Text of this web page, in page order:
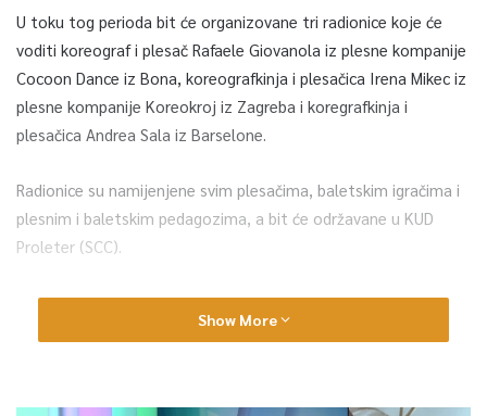
U toku tog perioda bit će organizovane tri radionice koje će
voditi koreograf i plesač Rafaele Giovanola iz plesne kompanije
Cocoon Dance iz Bona, koreografkinja i plesačica Irena Mikec iz
plesne kompanije Koreokroj iz Zagreba i koregrafkinja i
plesačica Andrea Sala iz Barselone.
Radionice su namijenjene svim plesačima, baletskim igračima i
plesnim i baletskim pedagozima, a bit će održavane u KUD
Proleter (SCC).
U okviru Dana savremenog plesa bit će održane i dvije
predstave gostujućih kompanija u SARTR-u, najavljeno je iz
Show More